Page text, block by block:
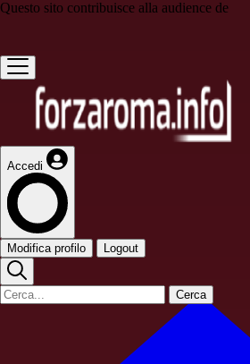
Questo sito contribuisce alla audience de
Accedi
Modifica profilo Logout
Cerca